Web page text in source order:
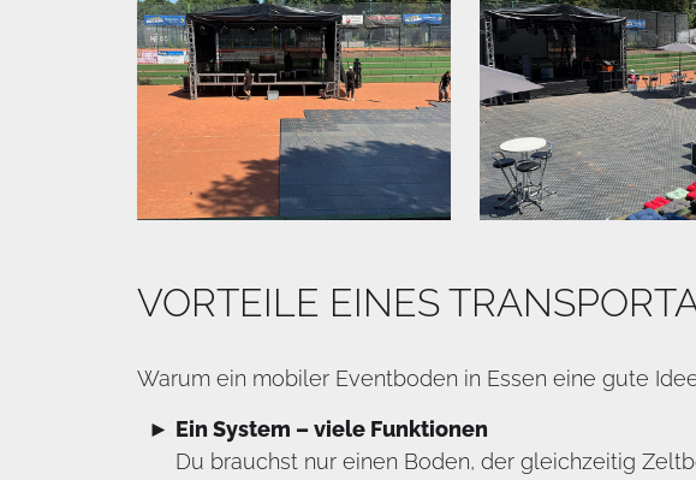
VORTEILE EINES
Warum ein mobiler Eventboden in Essen eine gute
Ein System – viele Funktionen
Du brauchst nur einen Boden, der gleichzeitig